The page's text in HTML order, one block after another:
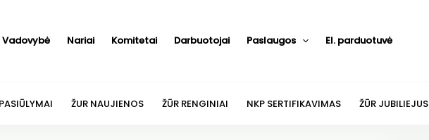
Vadovybė Nariai Komitetai Darbuotojai Paslaugos El. parduotuvė
ŽUR NAUJIENOS ŽŪR RENGINIAI NKP SERTIFIKAVIMAS ŽŪR JUBILIEJUS